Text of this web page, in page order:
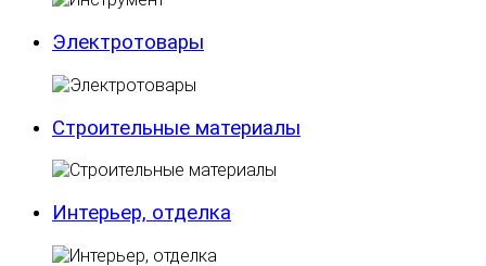
Электротовары
Строительные материалы
Интерьер, отделка